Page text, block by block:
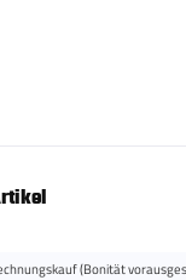
(Bonität